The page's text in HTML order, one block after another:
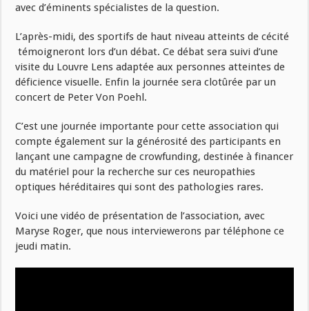
avec d’éminents spécialistes de la question.
L’après-midi, des sportifs de haut niveau atteints de cécité
témoigneront lors d’un débat. Ce débat sera suivi d’une
visite du Louvre Lens adaptée aux personnes atteintes de
déficience visuelle. Enfin la journée sera clotûrée par un
concert de Peter Von Poehl.
C’est une journée importante pour cette association qui
compte également sur la générosité des participants en
lançant une campagne de crowfunding, destinée à financer
du matériel pour la recherche sur ces neuropathies
optiques héréditaires qui sont des pathologies rares.
Voici une vidéo de présentation de l’association, avec
Maryse Roger, que nous interviewerons par téléphone ce
jeudi matin.